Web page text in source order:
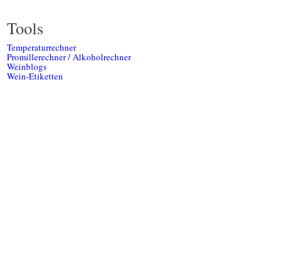
Tools
Temperaturrechner
Promillerechner / Alkoholrechner
Weinblogs
Wein-Etiketten